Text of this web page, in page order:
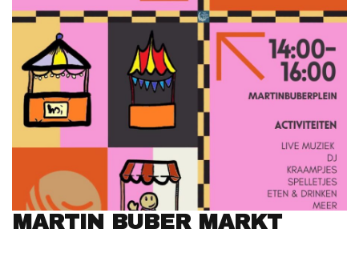
MARTIN BUBER MARKT